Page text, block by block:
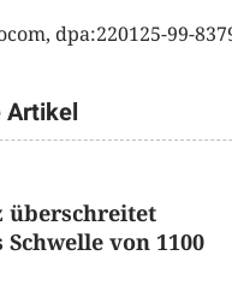
dpa:220125-99-
Artikel
überschreitet
von 1100